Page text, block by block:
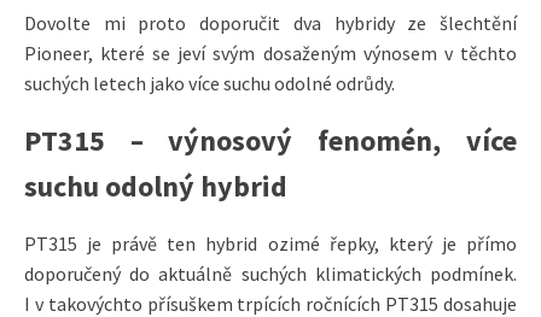
Dovolte mi proto doporučit dva hybridy ze šlechtění
Pioneer, které se jeví svým dosaženým výnosem v těchto
suchých letech jako více suchu odolné odrůdy.
PT315 – výnosový fenomén, více
suchu odolný hybrid
PT315 je právě ten hybrid ozimé řepky, který je přímo
doporučený do aktuálně suchých klimatických podmínek.
I v takovýchto přísuškem trpících ročnících PT315 dosahuje